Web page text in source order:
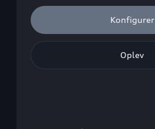
Konfigurer
Oplev